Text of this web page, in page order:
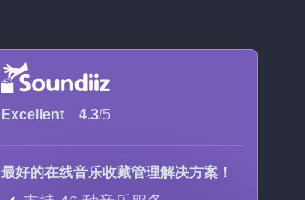
Excellent 4.3/5
最好的在线音乐收藏管理解决方案！